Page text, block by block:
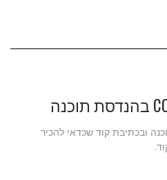
ובכתיבת קוד שכדאי להכיר